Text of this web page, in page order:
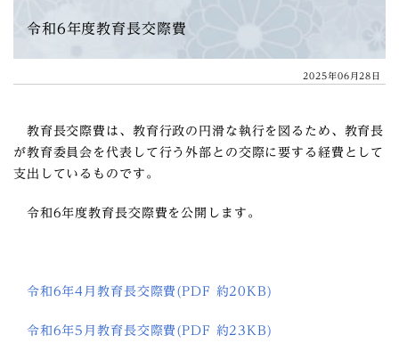
令和6年度教育長交際費
2025年06月28日
教育長交際費は、教育行政の円滑な執行を図るため、教育長
が教育委員会を代表して行う外部との交際に要する経費として
支出しているものです。
令和6年度教育長交際費を公開します。
令和6年4月教育長交際費(PDF 約20KB)
令和6年5月教育長交際費(PDF 約23KB)